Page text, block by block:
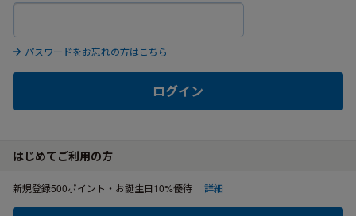
パスワードをお忘れの方はこちら
ログイン
はじめてご利用の方
新規登録500ポイント・お誕生日10%優待 詳細